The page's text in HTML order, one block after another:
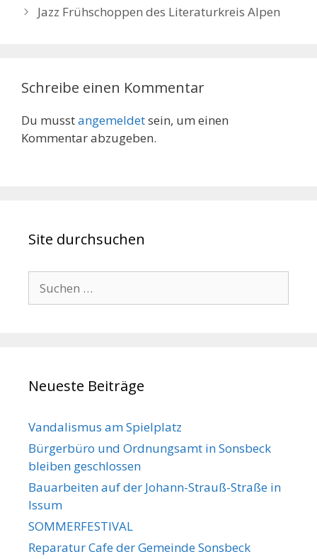
Jazz Frühschoppen des Literaturkreis Alpen
Schreibe einen Kommentar
Du musstangemeldetsein, um einen
Kommentar abzugeben.
Site durchsuchen
nach:
Neueste Beiträge
Vandalismus am Spielplatz
Bürgerbüro und Ordnungsamt in Sonsbeck
bleiben geschlossen
Bauarbeiten auf der Johann-Strauß-Straße in
Issum
SOMMERFESTIVAL
Reparatur Cafe der Gemeinde Sonsbeck